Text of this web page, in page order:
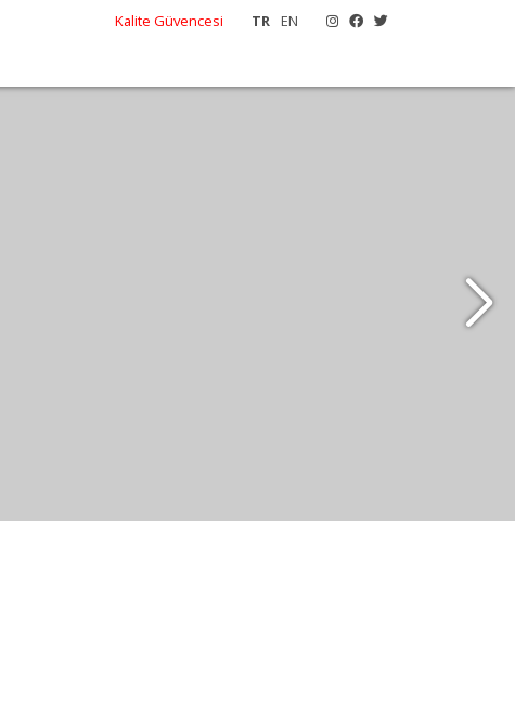
TR EN
Kalite Güvencesi